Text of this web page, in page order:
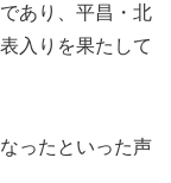
あり、平昌・北
入りを果たして
ったといった声